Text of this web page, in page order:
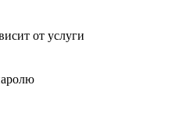
от услуги